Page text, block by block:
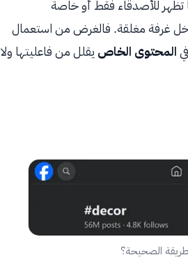
للأصدقاء فقط أو خاصة
فالغرض من استعمال
المحتوى الخاص يقلل من فاعليتها ولا
الصحيحة؟